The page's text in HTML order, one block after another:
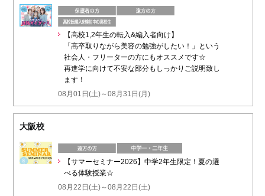
【高校1,2年生の転入&編入者向け】
「高卒取りながら美容の勉強がしたい！」という
社会人・フリーターの方にもオススメです☆
再進学に向けて不安な部分もしっかりご説明致し
ます！
08月01日(土)～08月31日(月)
大阪校
【サマーセミナー2026】中学2年生限定！夏の選
べる体験授業☆
08月22日(土)～08月22日(土)